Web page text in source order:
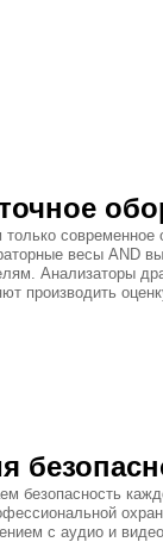
современное
весы AND
Анализаторы
производить
безопасность
с аудио и